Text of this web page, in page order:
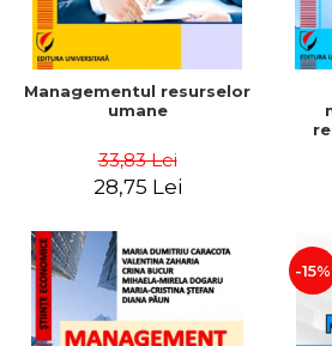
Managementul resurselor
umane
33,83 Lei
28,75 Lei
-15%